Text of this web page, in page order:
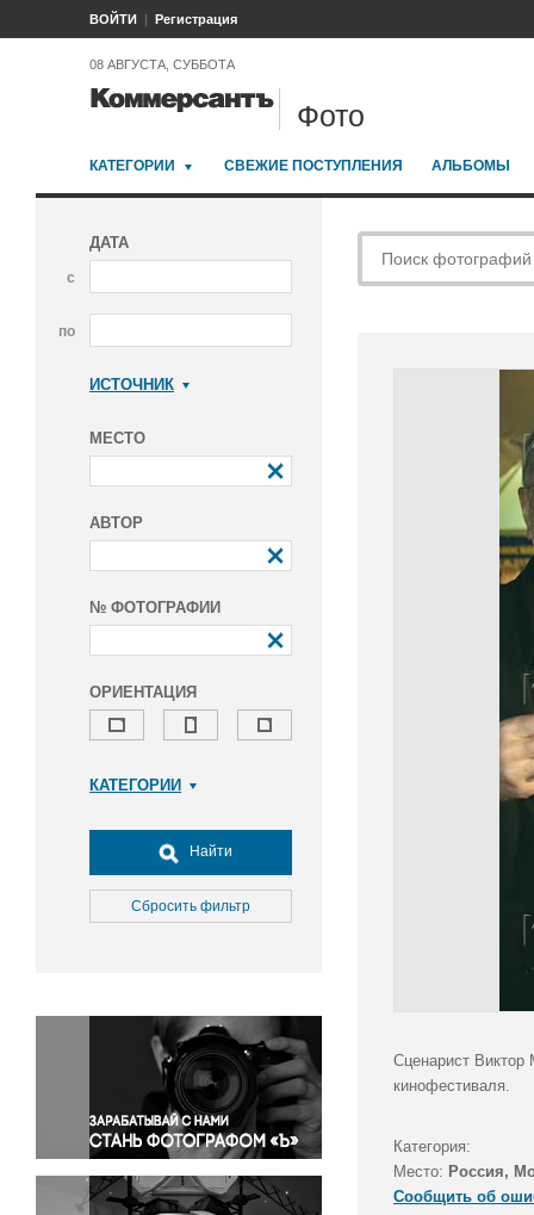
ВОЙТИ Регистрация
08 АВГУСТА, СУББОТА
Фото
КАТЕГОРИИ СВЕЖИЕ ПОСТУПЛЕНИЯ АЛЬБОМЫ
ДАТА
с
по
ИСТОЧНИК
МЕСТО
АВТОР
№ ФОТОГРАФИИ
ОРИЕНТАЦИЯ
КАТЕГОРИИ
Досуг, туризм и отдых
Культура
Медицина
Окружающая среда
Политика
Правосудие
Происшествия и конфликты
Религия
Светская жизнь
Спорт
Найти
Сбросить фильтр
Сценарист Виктор
кинофестиваля.
Категория:
Место: Россия,
Сообщить об